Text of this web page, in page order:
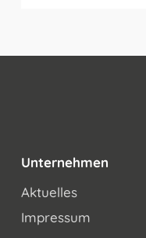
Unternehmen
Aktuelles
Impressum